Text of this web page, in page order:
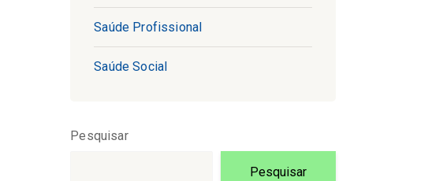
Saúde Profissional
Saúde Social
Pesquisar
Pesquisar